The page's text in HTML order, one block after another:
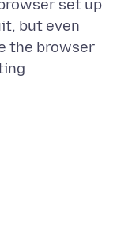
set up
but even
the browser